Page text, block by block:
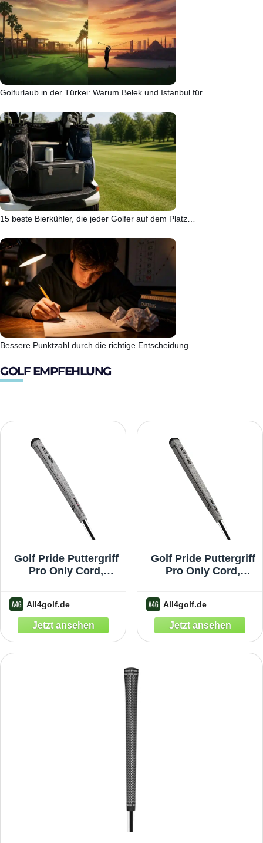
Golfurlaub in der Türkei: Warum Belek und Istanbul für…
15 beste Bierkühler, die jeder Golfer auf dem Platz…
Bessere Punktzahl durch die richtige Entscheidung
GOLF EMPFEHLUNG
Golf Pride Puttergriff
Pro Only Cord,
All4golf.de
Golf Pride Puttergriff
Pro Only Cord,
All4golf.de